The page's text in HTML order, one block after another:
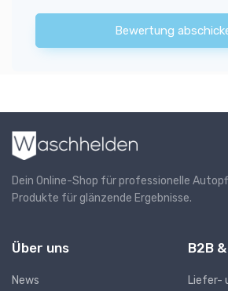
Bewertung
Dein Online-Shop für professionelle
Produkte für glänzende Ergebnisse.
Über uns
News
B2B
Liefer-